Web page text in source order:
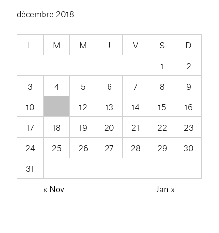
décembre 2018
L M M J V S
D
1
2
3
4 5 6 7 8
9
10
12 13 14 15
16
17
18 19 20 21 22
23
24
25 26 27 28 29
30
31
« Nov
Jan »